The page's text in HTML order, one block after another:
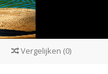
Vergelijken (0)